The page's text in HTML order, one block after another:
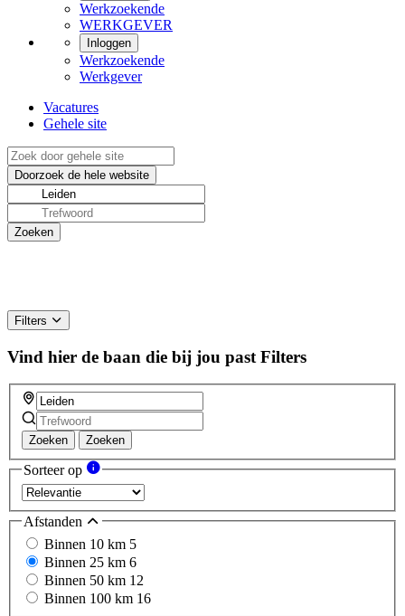
Werkzoekende
WERKGEVER
Inloggen
Werkzoekende
Werkgever
Vacatures
Gehele site
Filters
Vind hier de baan die bij jou past Filters
Zoeken Zoeken
Sorteer op
Afstanden
Binnen 10 km 5
Binnen 25 km 6
Binnen 50 km 12
Binnen 100 km 16